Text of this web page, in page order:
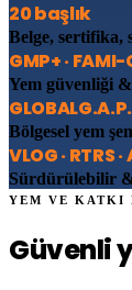
20 başlık
Belge, sertifika,
GMP+ · FAMI-
Yem güvenliği
GLOBALG.A.P.
Bölgesel yem
VLOG · RTRS
Sürdürülebilir
YEM VE KATKI
Güvenli